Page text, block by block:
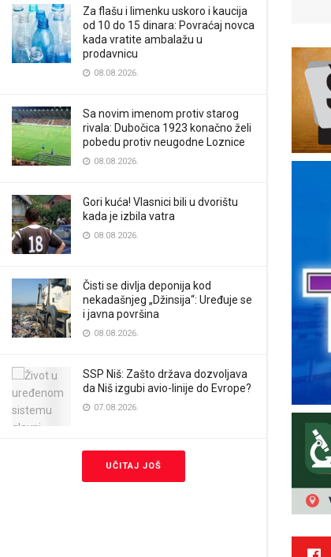
Za flašu i limenku uskoro i kaucija
od 10 do 15 dinara: Povraćaj novca
kada vratite ambalažu u
prodavnicu
08.08.2026.
Sa novim imenom protiv starog
rivala: Dubočica 1923 konačno želi
pobedu protiv neugodne Loznice
08.08.2026.
Gori kuća! Vlasnici bili u dvorištu
kada je izbila vatra
08.08.2026.
Čisti se divlja deponija kod
nekadašnjeg „Džinsija“: Uređuje se
i javna površina
08.08.2026.
SSP Niš: Zašto država dozvoljava
da Niš izgubi avio-linije do Evrope?
07.08.2026.
UČITAJ JOŠ